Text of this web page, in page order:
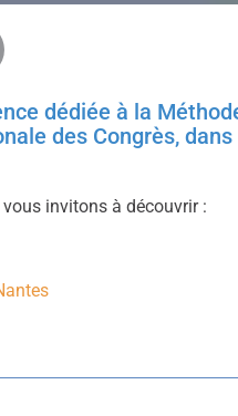
dédiée à la
des Congrès,
invitons à découvrir :